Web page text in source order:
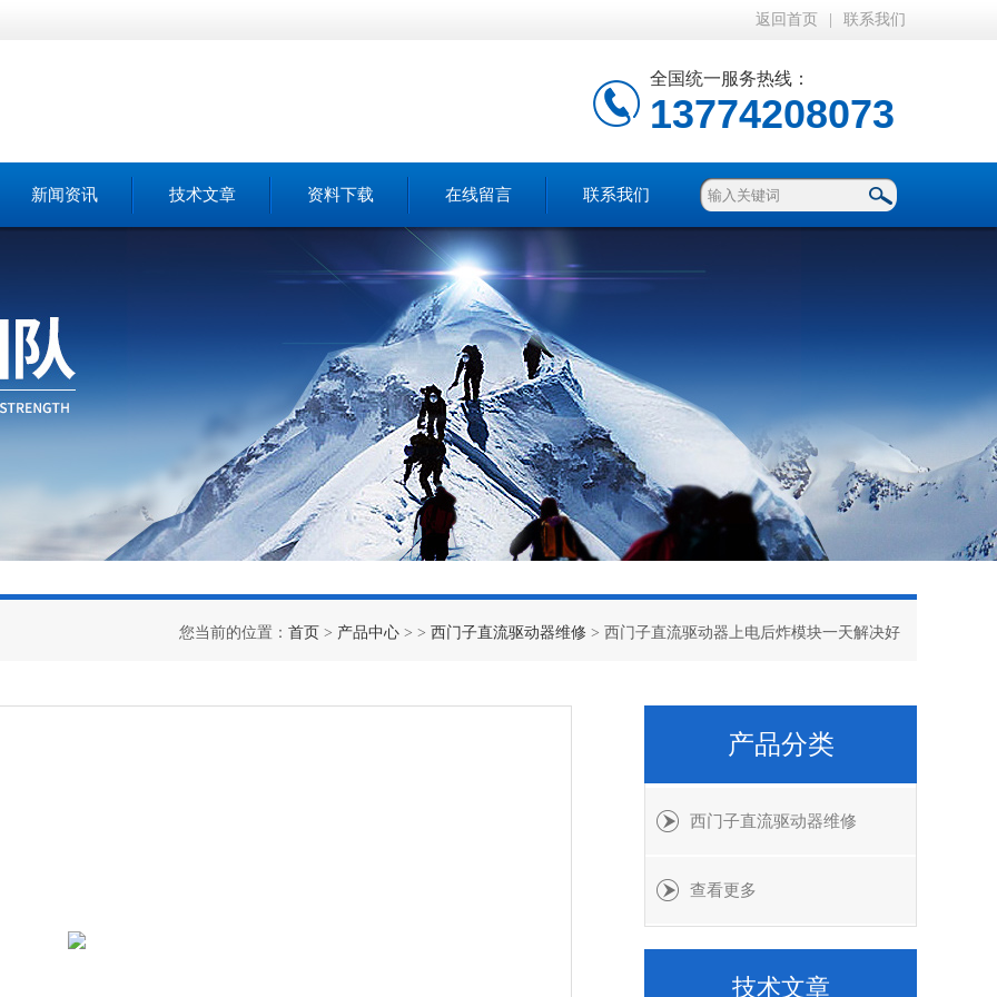
返回首页 联系我们
全国统一服务热线：
13774208073
新闻资讯 技术文章 资料下载 在线留言 联系我们
您当前的位置： 首页 > 产品中心 > > 西门子直流驱动器维修 > 西门子直流驱动器上电后炸模块一天解决好
产品分类
西门子直流驱动器维修
查看更多
技术文章